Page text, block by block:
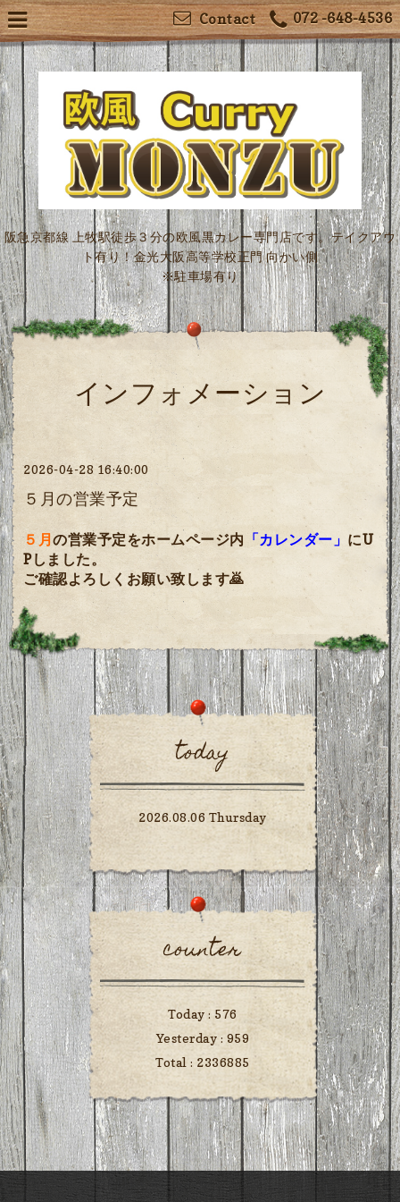
072 -648-4536
Contact
阪急京都線 上牧駅徒歩３分の欧風黒カレー専門店です。テイクアウ
ト有り！金光大阪高等学校正門 向かい側
※駐車場有り
インフォメーション
2026-04-28 16:40:00
５月の営業予定
５月の営業予定をホームページ内 「カレンダー」 にU
Pしました。
ご確認よろしくお願い致します🙇
today
2026.08.06 Thursday
counter
Today : 576
Yesterday : 959
Total : 2336885